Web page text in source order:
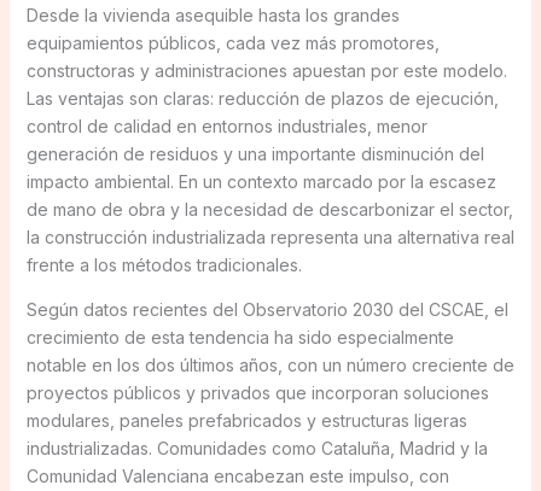
Desde la vivienda asequible hasta los grandes
equipamientos públicos, cada vez más promotores,
constructoras y administraciones apuestan por este modelo.
Las ventajas son claras: reducción de plazos de ejecución,
control de calidad en entornos industriales, menor
generación de residuos y una importante disminución del
impacto ambiental. En un contexto marcado por la escasez
de mano de obra y la necesidad de descarbonizar el sector,
la construcción industrializada representa una alternativa real
frente a los métodos tradicionales.
Según datos recientes del Observatorio 2030 del CSCAE, el
crecimiento de esta tendencia ha sido especialmente
notable en los dos últimos años, con un número creciente de
proyectos públicos y privados que incorporan soluciones
modulares, paneles prefabricados y estructuras ligeras
industrializadas. Comunidades como Cataluña, Madrid y la
Comunidad Valenciana encabezan este impulso, con